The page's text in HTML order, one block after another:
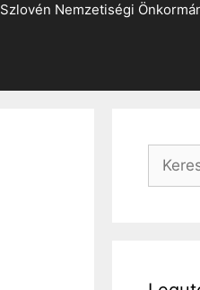
Szlovén Nemzetiségi